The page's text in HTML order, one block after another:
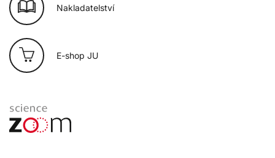
Nakladatelství
E-shop JU